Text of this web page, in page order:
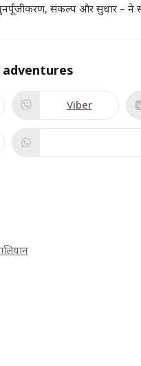
संकल्प और सुधार – ने
adventures
Viber